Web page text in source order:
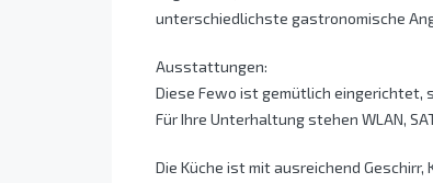
unterschiedlichste gastronomische
Ausstattungen:
Diese Fewo ist gemütlich eingerichtet,
Für Ihre Unterhaltung stehen WLAN,
Die Küche ist mit ausreichend